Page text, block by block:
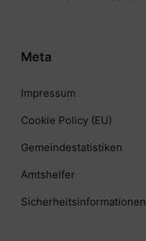
Meta
Impressum
Cookie Policy (EU)
Gemeindestatistiken
Amtshelfer
Sicherheitsinformationen